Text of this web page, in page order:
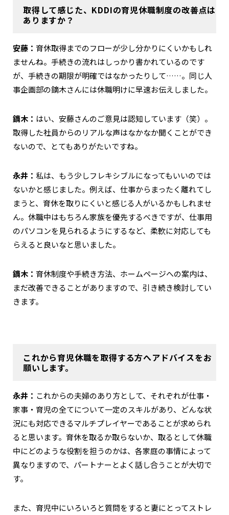
取得して感じた、KDDIの育児休職制度の改善点は
ありますか？
安藤： 育休取得までのフローが少し分かりにくいかもしれ
ませんね。手続きの流れはしっかり書かれているのです
が、手続きの期限が明確ではなかったりして……。同じ人
事企画部の鏑木さんには休職明けに早速お伝えしました。
鏑木： はい、安藤さんのご意見は認知しています（笑）。
取得した社員からのリアルな声はなかなか聞くことができ
ないので、とてもありがたいですね。
永井： 私は、もう少しフレキシブルになってもいいのでは
ないかと感じました。例えば、仕事からまったく離れてし
まうと、育休を取りにくいと感じる人がいるかもしれませ
ん。休職中はもちろん家族を優先するべきですが、仕事用
のパソコンを見られるようにするなど、柔軟に対応しても
らえると良いなと思いました。
鏑木： 育休制度や手続き方法、ホームページへの案内は、
まだ改善できることがありますので、引き続き検討してい
きます。
これから育児休職を取得する方へアドバイスをお
願いします。
永井： これからの夫婦のあり方として、それぞれが仕事・
家事・育児の全てについて一定のスキルがあり、どんな状
況にも対応できるマルチプレイヤーであることが求められ
ると思います。育休を取るか取らないか、取るとして休職
中にどのような役割を担うのかは、各家庭の事情によって
異なりますので、パートナーとよく話し合うことが大切で
す。
また、育児中にいろいろと質問をすると妻にとってストレ